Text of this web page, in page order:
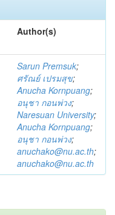
Author(s)
Sarun Premsuk;
ศรัณย์ เปรมสุข;
Anucha Kornpuang;
อนุชา กอนพ่วง;
Naresuan University;
Anucha Kornpuang;
อนุชา กอนพ่วง;
anuchako@nu.ac.th;
anuchako@nu.ac.th